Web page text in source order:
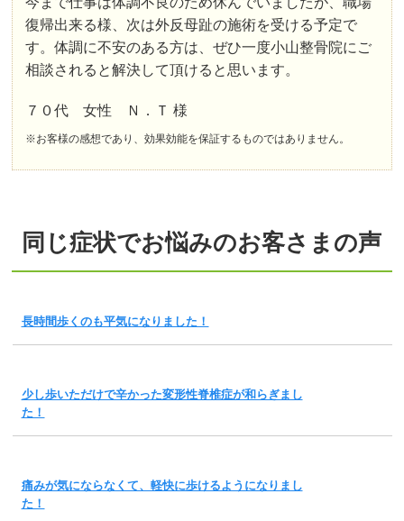
復帰出来る様、次は外反母趾の施術を受ける予定で
す。体調に不安のある方は、ぜひ一度小山整骨院にご
相談されると解決して頂けると思います。
７０代 女性 Ｎ．Ｔ 様
※お客様の感想であり、効果効能を保証するものではありません。
同じ症状でお悩みのお客さまの声
長時間歩くのも平気になりました！
少し歩いただけで辛かった変形性脊椎症が和らぎまし
た！
痛みが気にならなくて、軽快に歩けるようになりまし
た！